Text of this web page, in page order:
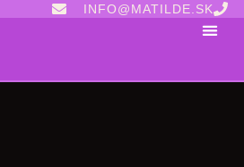
INFO@MATILDE.SK